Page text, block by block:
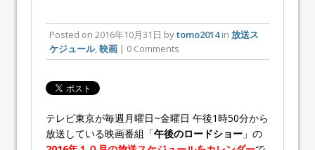
Posted on 2016年10月31日 bytomo2014in 放送ス
ケジュール,映画 | 0 Comments
テレビ東京が毎週月曜日~金曜日 午後1時50分から
放送している映画番組「午後のロードショー 」の